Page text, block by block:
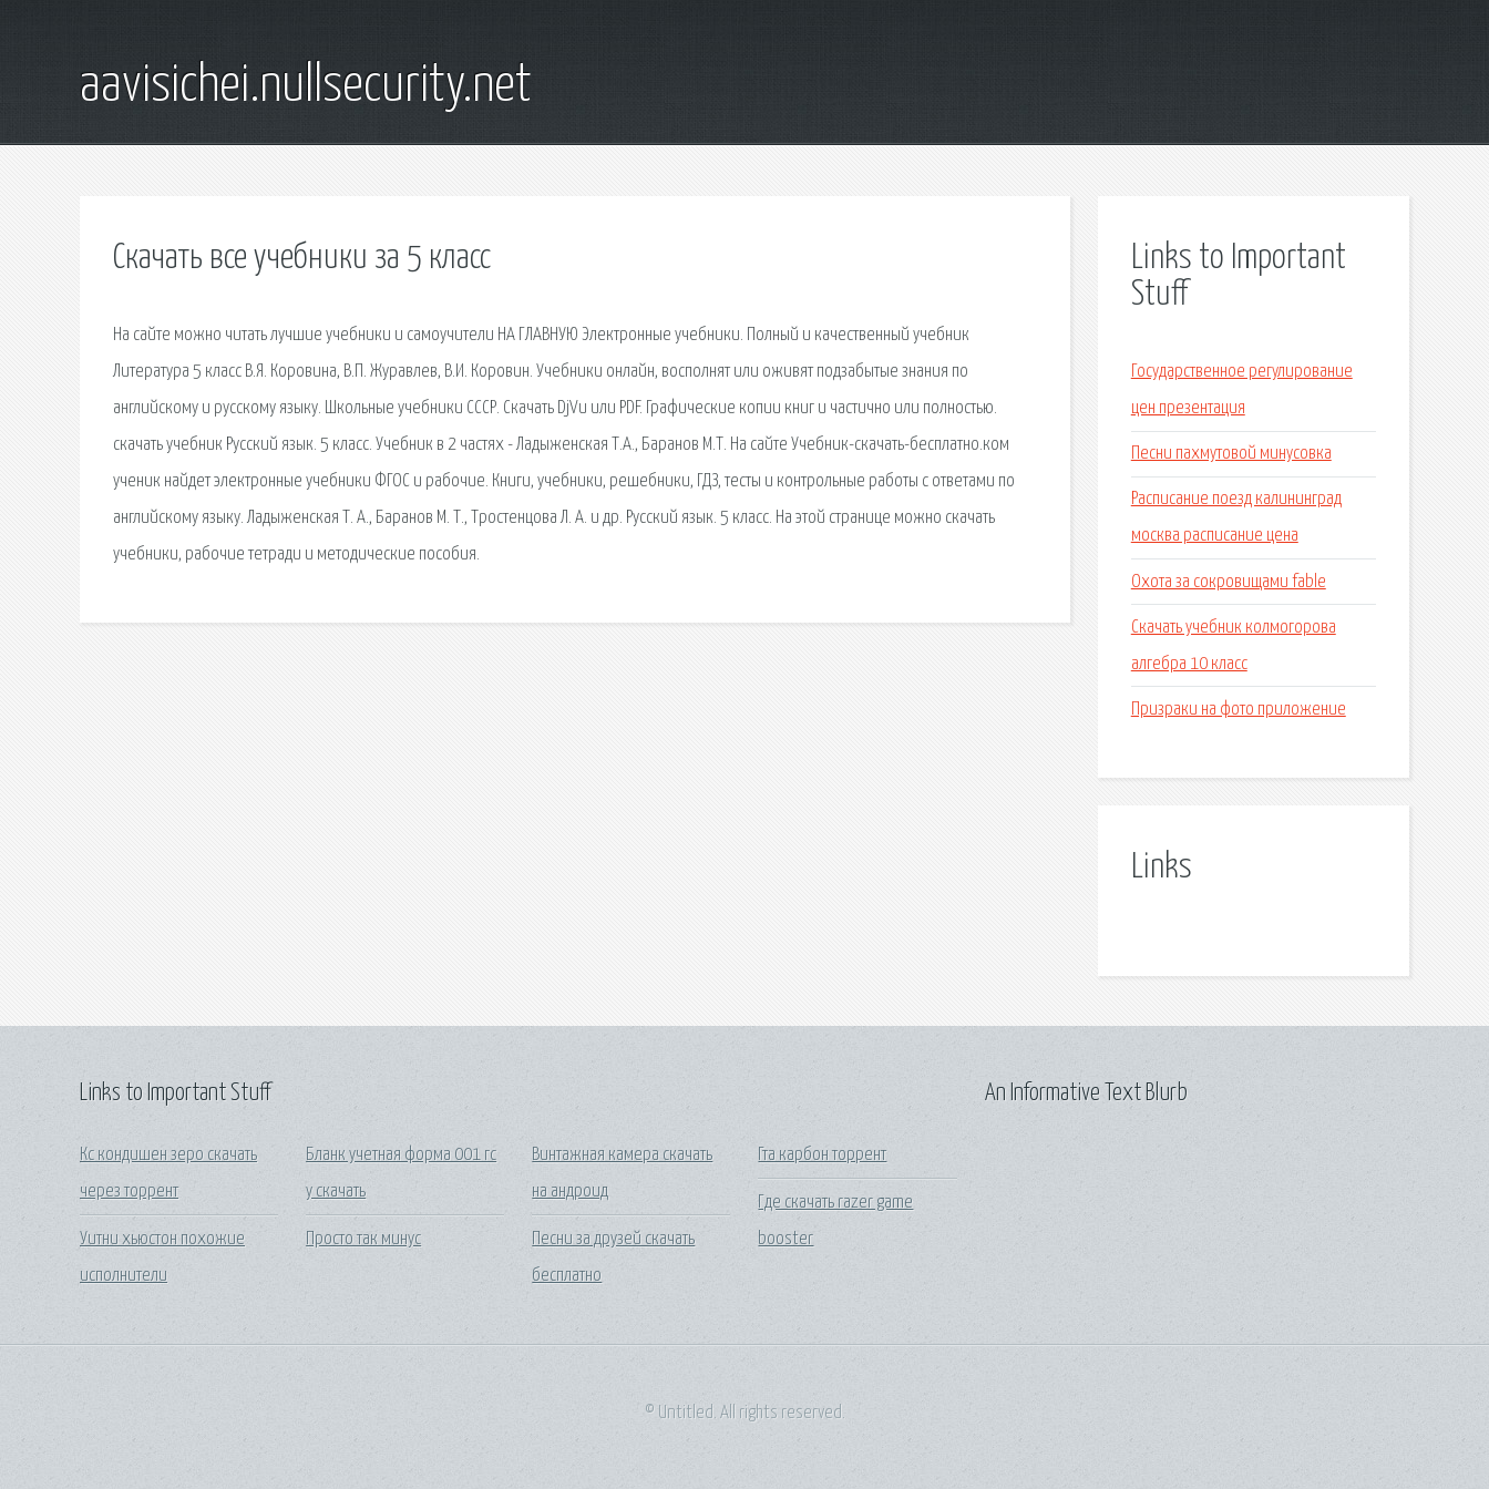
aavisichei.nullsecurity.net
Скачать все учебники за 5 класс
На сайте можно читать лучшие учебники и самоучители НА ГЛАВНУЮ Электронные учебники. Полный и качественный учебник
Литература 5 класс В.Я. Коровина, В.П. Журавлев, В.И. Коровин. Учебники онлайн, восполнят или оживят подзабытые знания по
английскому и русскому языку. Школьные учебники СССР. Скачать DjVu или PDF. Графические копии книг и частично или полностью.
скачать учебник Русский язык. 5 класс. Учебник в 2 частях - Ладыженская Т.А., Баранов М.Т. На сайте Учебник-скачать-бесплатно.ком
ученик найдет электронные учебники ФГОС и рабочие. Книги, учебники, решебники, ГДЗ, тесты и контрольные работы с ответами по
английскому языку. Ладыженская Т. А., Баранов М. Т., Тростенцова Л. А. и др. Русский язык. 5 класс. На этой странице можно скачать
учебники, рабочие тетради и методические пособия.
Links to Important
Stuff
Государственное регулирование
цен презентация
Песни пахмутовой минусовка
Расписание поезд калининград
москва расписание цена
Охота за сокровищами fable
Скачать учебник колмогорова
алгебра 10 класс
Призраки на фото приложение
Links
Links to Important Stuff
Кс кондишен зеро скачать
через торрент
Уитни хьюстон похожие
исполнители
Бланк учетная форма 001 гс
у скачать
Просто так минус
Винтажная камера скачать
на андроид
Песни за друзей скачать
бесплатно
Гта карбон торрент
Где скачать razer game
booster
An Informative Text Blurb
© Untitled. All rights reserved.